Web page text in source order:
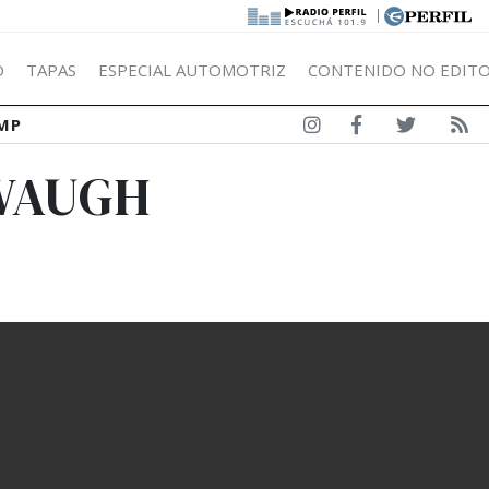
|
TAPAS ESPECIAL AUTOMOTRIZ CONTENIDO NO